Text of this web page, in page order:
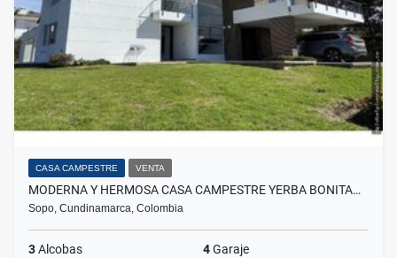
CASA CAMPESTRE VENTA
MODERNA Y HERMOSA CASA CAMPESTRE YERBA BONITA…
Sopo, Cundinamarca, Colombia
3Alcobas 4Garaje